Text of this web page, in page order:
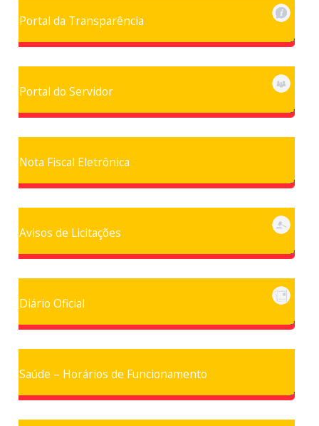
Portal da Transparência
Portal do Servidor
Nota Fiscal Eletrônica
Avisos de Licitações
Diário Oficial
Saúde – Horários de Funcionamento